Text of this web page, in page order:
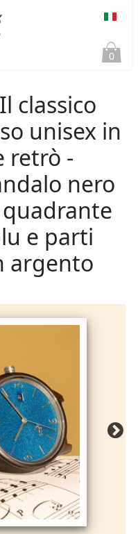
0
classico
unisex in
retrò -
nero
quadrante
e parti
argento